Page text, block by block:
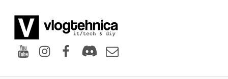
YoutubeInstagram
Facebook
DiscordEmail